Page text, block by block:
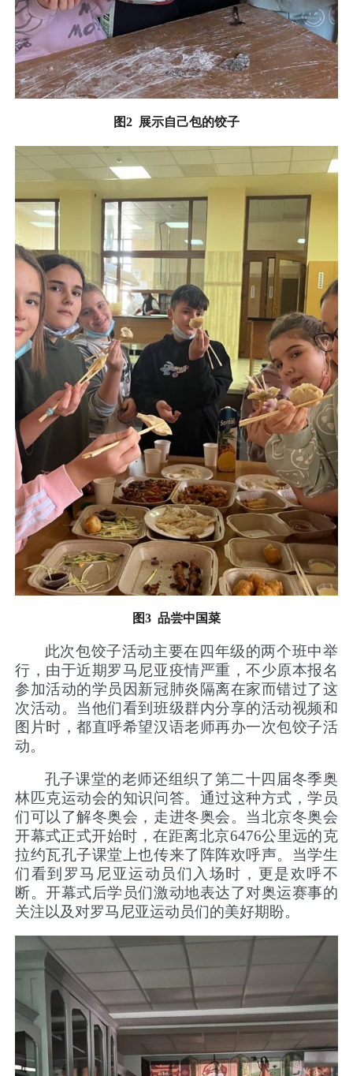
图2 展示自己包的饺子
图3 品尝中国菜
此次包饺子活动主要在四年级的两个班中举
行，由于近期罗马尼亚疫情严重，不少原本报名
参加活动的学员因新冠肺炎隔离在家而错过了这
次活动。当他们看到班级群内分享的活动视频和
图片时，都直呼希望汉语老师再办一次包饺子活
动。
孔子课堂的老师还组织了第二十四届冬季奥
林匹克运动会的知识问答。通过这种方式，学员
们可以了解冬奥会，走进冬奥会。当北京冬奥会
开幕式正式开始时，在距离北京6476公里远的克
拉约瓦孔子课堂上也传来了阵阵欢呼声。当学生
们看到罗马尼亚运动员们入场时，更是欢呼不
断。开幕式后学员们激动地表达了对奥运赛事的
关注以及对罗马尼亚运动员们的美好期盼。